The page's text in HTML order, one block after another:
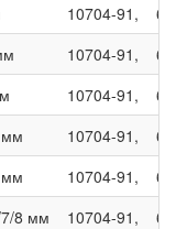
10704-91,
10704-91,
10704-91,
мм 10704-91,
мм 10704-91,
8 мм 10704-91,